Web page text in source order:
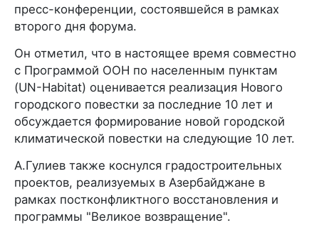
пресс-конференции, состоявшейся в рамках
второго дня форума.
Он отметил, что в настоящее время совместно
с Программой ООН по населенным пунктам
(UN-Habitat) оценивается реализация Нового
городского повестки за последние 10 лет и
обсуждается формирование новой городской
климатической повестки на следующие 10 лет.
А.Гулиев также коснулся градостроительных
проектов, реализуемых в Азербайджане в
рамках постконфликтного восстановления и
программы "Великое возвращение".